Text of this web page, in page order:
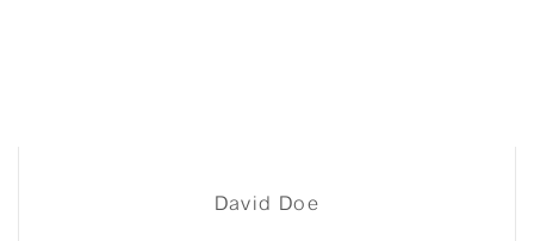
David Doe